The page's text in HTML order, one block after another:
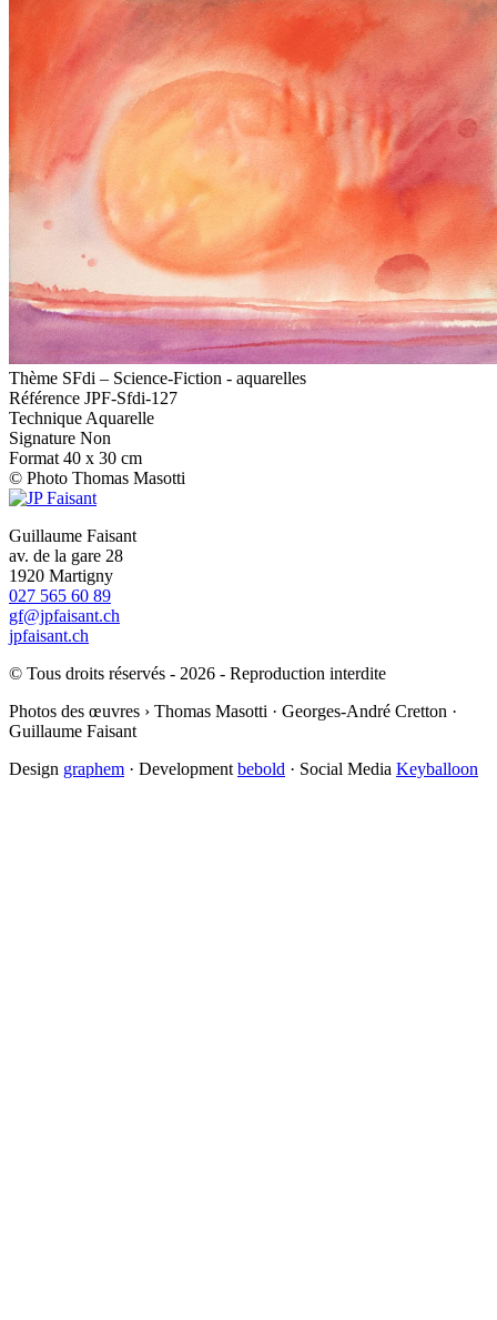
Thème SFdi – Science-Fiction - aquarelles
Référence JPF-Sfdi-127
Technique Aquarelle
Signature Non
Format 40 x 30 cm
© Photo Thomas Masotti
Guillaume Faisant
av. de la gare 28
1920 Martigny
027 565 60 89
gf@jpfaisant.ch
jpfaisant.ch
© Tous droits réservés - 2026 - Reproduction interdite
Photos des œuvres › Thomas Masotti · Georges-André Cretton ·
Guillaume Faisant
Design graphem · Development bebold · Social Media Keyballoon